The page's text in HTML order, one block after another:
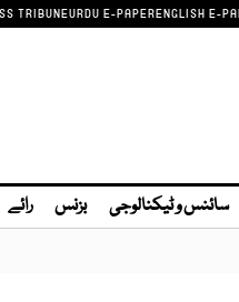
TRIBUNEURDU E-PAPERENGLISH E-
سائنس و ٹیکنالوجی بزنس رائے